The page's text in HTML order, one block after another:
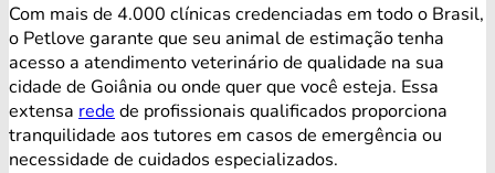
Com mais de 4.000 clínicas credenciadas em todo o Brasil,
o Petlove garante que seu animal de estimação tenha
acesso a atendimento veterinário de qualidade na sua
cidade de Goiânia ou onde quer que você esteja. Essa
extensa rede de profissionais qualificados proporciona
tranquilidade aos tutores em casos de emergência ou
necessidade de cuidados especializados.